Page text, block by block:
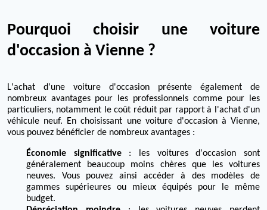
Pourquoi choisir une voiture
d'occasion à Vienne ?
L'achat d'une voiture d'occasion présente également de
nombreux avantages pour les professionnels comme pour les
particuliers, notamment le coût réduit par rapport à l'achat d'un
véhicule neuf. En choisissant une voiture d'occasion à Vienne,
vous pouvez bénéficier de nombreux avantages :
Économie significative: les voitures d'occasion sont
généralement beaucoup moins chères que les voitures
neuves. Vous pouvez ainsi accéder à des modèles de
gammes supérieures ou mieux équipés pour le même
budget.